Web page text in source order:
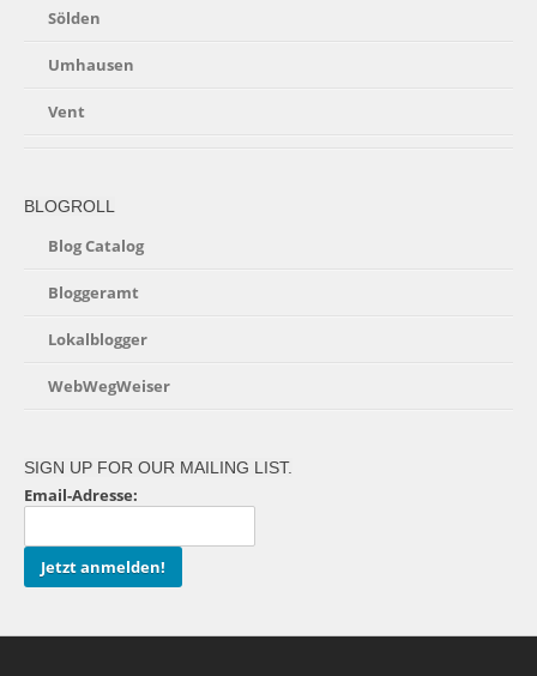
Sölden
Umhausen
Vent
BLOGROLL
Blog Catalog
Bloggeramt
Lokalblogger
WebWegWeiser
SIGN UP FOR OUR MAILING LIST.
Email-Adresse: